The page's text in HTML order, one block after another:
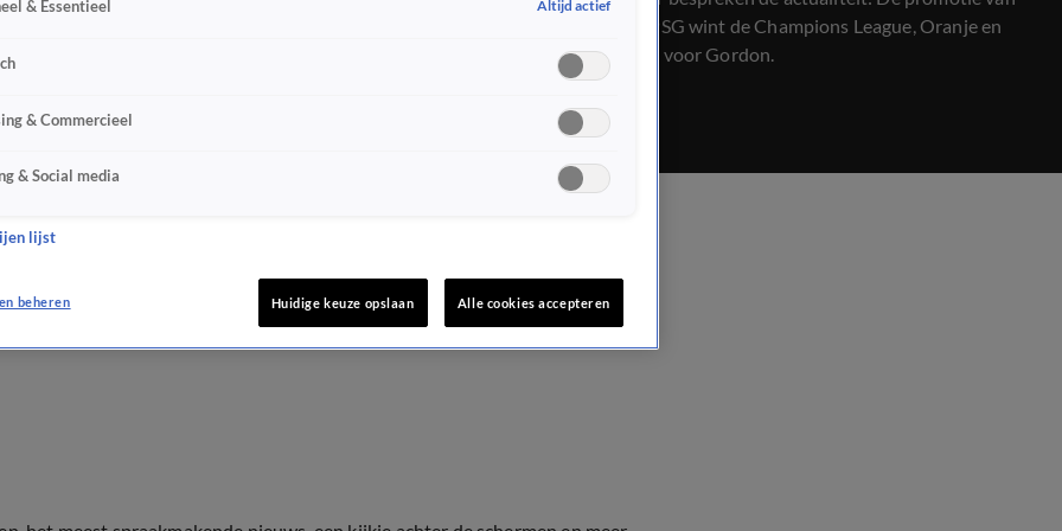
Schalke 04, PSG wint de Champions League, Oranje en
mentale klap voor Gordon.
& Essentieel Altijd actief
& Commercieel
& Social media
lijst
beheren Huidige keuze opslaan Alle cookies accepteren